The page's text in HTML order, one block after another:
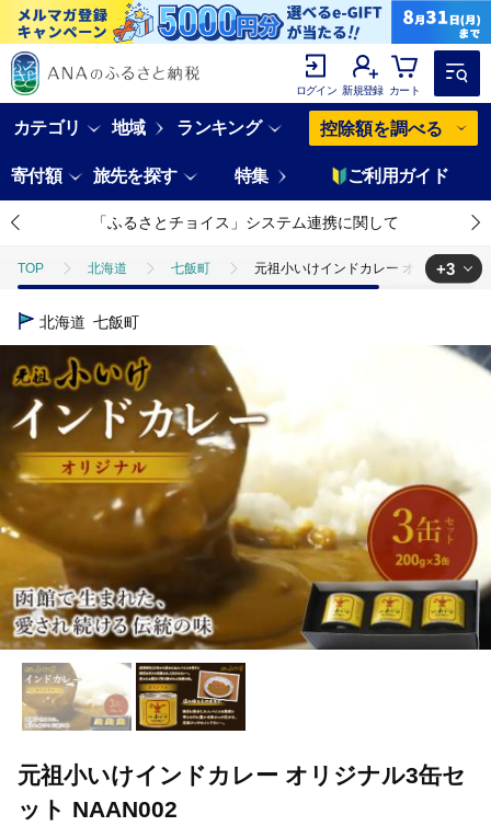
ログイン 新規登録 カート
カテゴリ 地域 ランキング 控除額を調べる
寄付額 旅先を探す 特集 ご利用ガイド
「ふるさとチョイス」システム連携に関して
TOP 北海道 七飯町 元祖小いけインドカレー オリジナル3
TOP
惣菜・レトルト 元祖小いけインドカレー
TOP 加工食品 惣菜・レトルト
+3
北海道 七飯町
元祖小いけインドカレー オリジナル3缶セ
ット NAAN002